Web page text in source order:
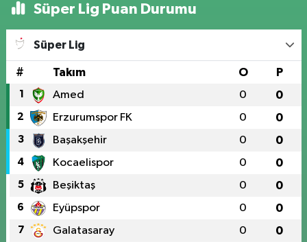
Süper Lig Puan Durumu
Süper Lig
# Takım O P
1 Amed 0 0
2 Erzurumspor FK 0 0
3 Başakşehir 0 0
4 Kocaelispor 0 0
5 Beşiktaş 0 0
6 Eyüpspor 0 0
7 Galatasaray 0 0